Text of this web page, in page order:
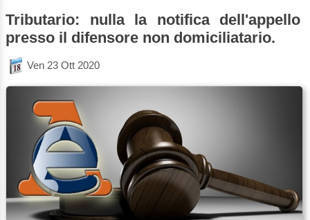
Tributario: nulla la notifica dell'appello
presso il difensore non domiciliatario.
Ven 23 Ott 2020